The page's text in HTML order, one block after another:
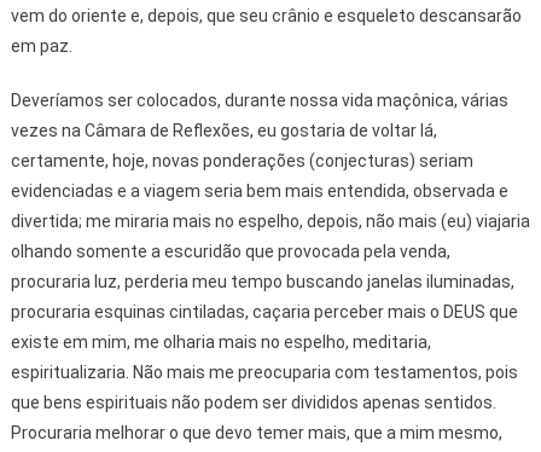
vem do oriente e, depois, que seu crânio e esqueleto descansarão
em paz.
Deveríamos ser colocados, durante nossa vida maçônica, várias
vezes na Câmara de Reflexões, eu gostaria de voltar lá,
certamente, hoje, novas ponderações (conjecturas) seriam
evidenciadas e a viagem seria bem mais entendida, observada e
divertida; me miraria mais no espelho, depois, não mais (eu) viajaria
olhando somente a escuridão que provocada pela venda,
procuraria luz, perderia meu tempo buscando janelas iluminadas,
procuraria esquinas cintiladas, caçaria perceber mais o DEUS que
existe em mim, me olharia mais no espelho, meditaria,
espiritualizaria. Não mais me preocuparia com testamentos, pois
que bens espirituais não podem ser divididos apenas sentidos.
Procuraria melhorar o que devo temer mais, que a mim mesmo,